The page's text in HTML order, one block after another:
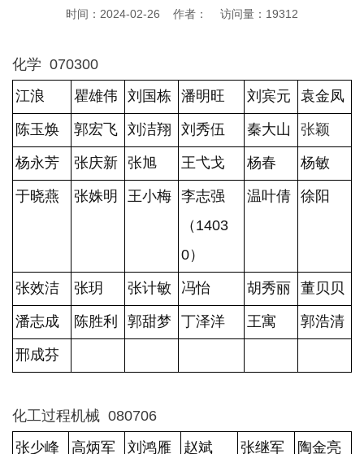
时间：2024-02-26 作者： 访问量： 19312
化学 070300
江浪
瞿雄伟 刘国栋 潘明旺 刘宾元 袁金凤
陈玉焕 郭宏飞 刘洁翔 刘秀伍 秦大山 张颖
杨永芳 张庆新 张旭 王弋戈 杨春 杨敏
于晓燕 张姝明 王小梅 李志强
（1403
0）
温叶倩 徐阳
张效洁 张玥 张计敏 冯怡 胡秀丽 董贝贝
潘志成 陈胜利 郭甜梦 丁泽洋 王寓 郭浩清
邢成芬
化工过程机械 080706
张少峰
高炳军 刘鸿雁 赵斌 张继军 陶金亮